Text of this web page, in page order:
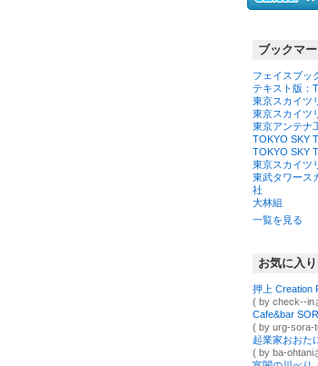
ブックマ
フェイスブッ
テキスト版：
東京スカイツ
東京スカイツ
東京アンテナ
TOKYO SKY
TOKYO SKY
東京スカイツ
東武タワース
社
大林組
一覧を見る
お気に入
( by check--in
Cafe&bar
( by urg-sora-
( by ba-ohtani